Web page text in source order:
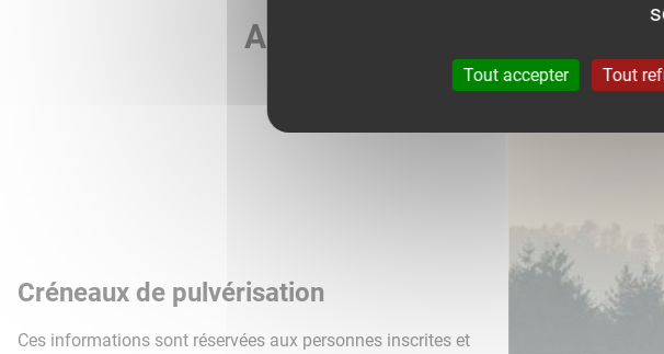
Agri météo vous
Créneaux de pulvérisation
Ces informations sont réservées aux personnes inscrites et
Tout accepter Tout